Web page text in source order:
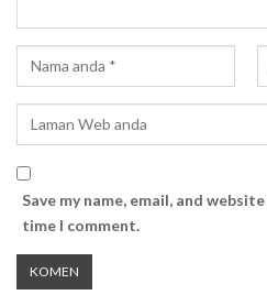
Save my name, email, and
time I comment.